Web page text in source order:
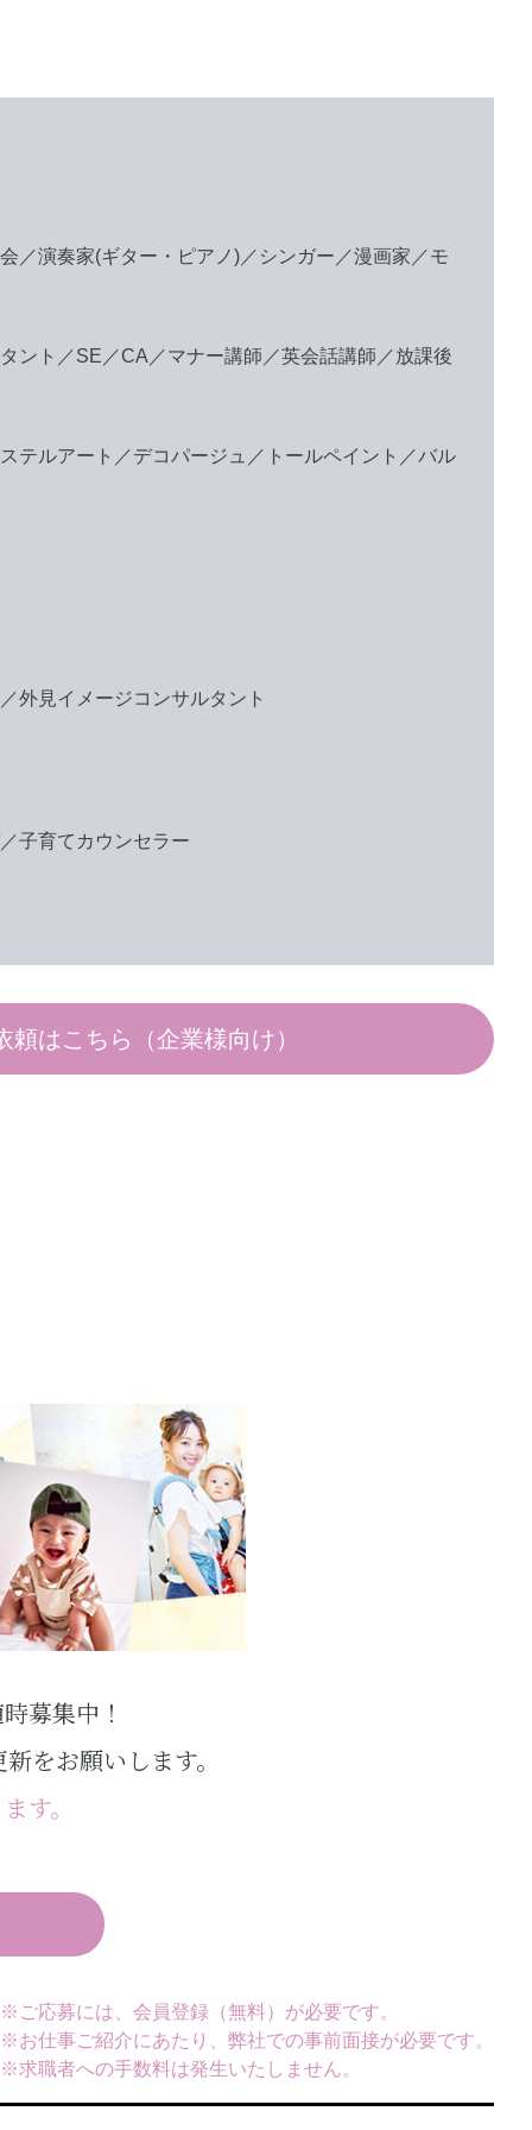
／演奏家(ギター・ピアノ)／シンガー／漫画家／モ
ント／SE／CA／マナー講師／英会話講師／放課後
テルアート／デコパージュ／トールペイント／バル
外見イメージコンサルタント
子育てカウンセラー
頼はこちら（企業様向け）
募集中！
をお願いします。
す。
※ご応募には、会員登録（無料）が必要です。
※お仕事ご紹介にあたり、弊社での事前面接が必要です。
※求職者への手数料は発生いたしません。